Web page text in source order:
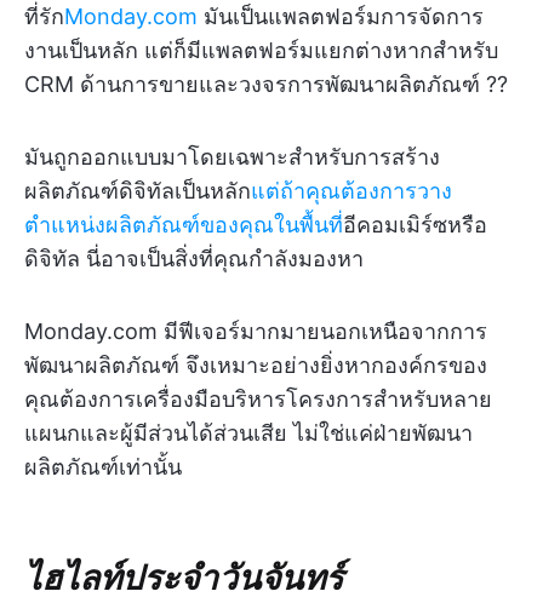
ที่รักMonday.com มันเป็นแพลตฟอร์มการจัดการ
งานเป็นหลัก แต่ก็มีแพลตฟอร์มแยกต่างหากสำหรับ
CRM ด้านการขายและวงจรการพัฒนาผลิตภัณฑ์ ?‍?
มันถูกออกแบบมาโดยเฉพาะสำหรับการสร้าง
ผลิตภัณฑ์ดิจิทัลเป็นหลักแต่ถ้าคุณต้องการวาง
ตำแหน่งผลิตภัณฑ์ของคุณในพื้นที่อีคอมเมิร์ซหรือ
ดิจิทัล นี่อาจเป็นสิ่งที่คุณกำลังมองหา
Monday.com มีฟีเจอร์มากมายนอกเหนือจากการ
พัฒนาผลิตภัณฑ์ จึงเหมาะอย่างยิ่งหากองค์กรของ
คุณต้องการเครื่องมือบริหารโครงการสำหรับหลาย
แผนกและผู้มีส่วนได้ส่วนเสีย ไม่ใช่แค่ฝ่ายพัฒนา
ผลิตภัณฑ์เท่านั้น
ไฮไลท์ประจำวันจันทร์